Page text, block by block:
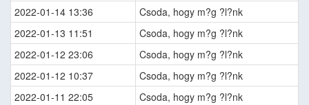
2022-01-14 13:36
Csoda, hogy m?g ?l?nk
2022-01-13 11:51
Csoda, hogy m?g ?l?nk
2022-01-12 23:06
Csoda, hogy m?g ?l?nk
2022-01-12 10:37
Csoda, hogy m?g ?l?nk
2022-01-11 22:05
Csoda, hogy m?g ?l?nk